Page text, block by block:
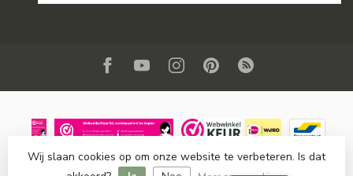
© Copyright 2026 SuperSoldi- Powered byLightspeed-
Wij slaan cookies op om onze website te verbeteren. Is dat